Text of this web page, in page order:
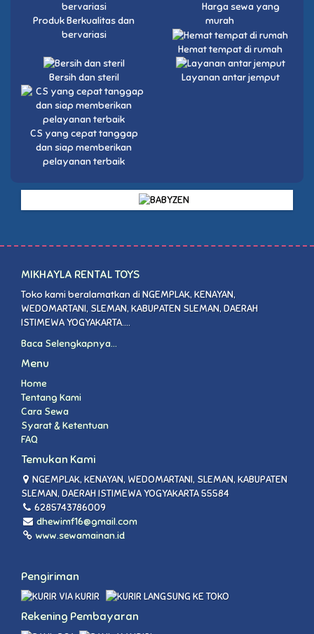
Produk Berkualitas dan
bervariasi
Harga sewa yang
murah
Hemat tempat di rumah
Bersih dan steril Layanan antar jemput
CS yang cepat tanggap
dan siap memberikan
pelayanan terbaik
MIKHAYLA RENTAL TOYS
Toko kami beralamatkan di NGEMPLAK, KENAYAN,
WEDOMARTANI, SLEMAN, KABUPATEN SLEMAN, DAERAH
ISTIMEWA YOGYAKARTA....
Baca Selengkapnya...
Menu
Home
Tentang Kami
Cara Sewa
Syarat & Ketentuan
FAQ
Temukan Kami
NGEMPLAK, KENAYAN, WEDOMARTANI, SLEMAN, KABUPATEN
SLEMAN, DAERAH ISTIMEWA YOGYAKARTA 55584
6285743786009
dhewimf16@gmail.com
www.sewamainan.id
Pengiriman
VIA KURIR LANGSUNG KE TOKO
Rekening Pembayaran